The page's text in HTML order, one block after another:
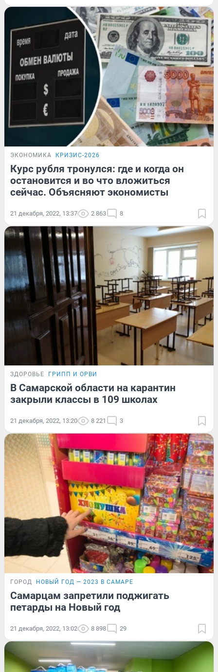
ЭКОНОМИКА КРИЗИС-2026
Курс рубля тронулся: где и когда он
остановится и во что вложиться
сейчас. Объясняют экономисты
21 декабря, 2022, 13:37 2 863 8
ЗДОРОВЬЕ ГРИПП И ОРВИ
В Самарской области на карантин
закрыли классы в 109 школах
21 декабря, 2022, 13:20 8 221 3
ГОРОД НОВЫЙ ГОД — 2023 В САМАРЕ
Самарцам запретили поджигать
петарды на Новый год
21 декабря, 2022, 13:02 8 898 29